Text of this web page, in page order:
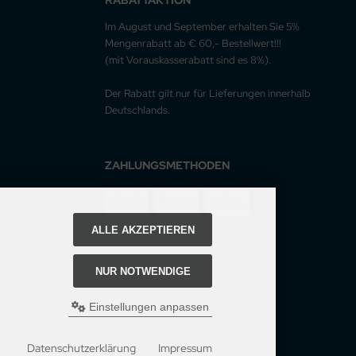
Im August und September erhalten Sie 5%
Mengenrabatt ab € 60,- Bestellwert!!!
(mit Vorauskasserabatt sind es 8%).
Der Rabatt gilt nur für Lieferungen innerhalb
Deutschlands.
ZAHLUNGSMETHODEN
ALLE AKZEPTIEREN
NUR NOTWENDIGE
Einstellungen anpassen
Datenschutzerklärung Impressum